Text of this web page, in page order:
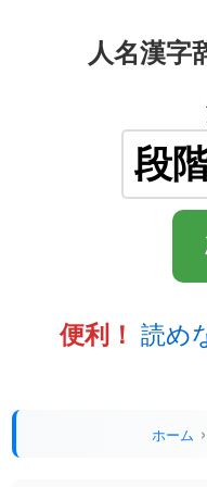
人名漢字
便利！ 読め
ホーム